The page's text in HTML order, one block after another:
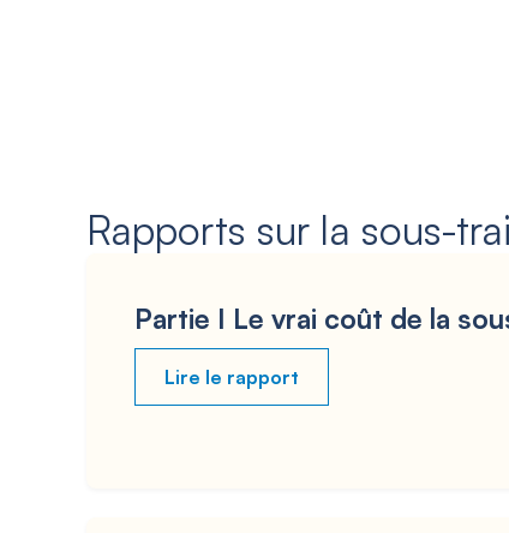
Rapports sur la sous-
Partie I Le vrai coût de la
Lire le rapport